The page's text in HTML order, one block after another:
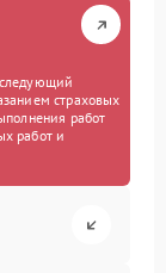
страховых
работ
работ и